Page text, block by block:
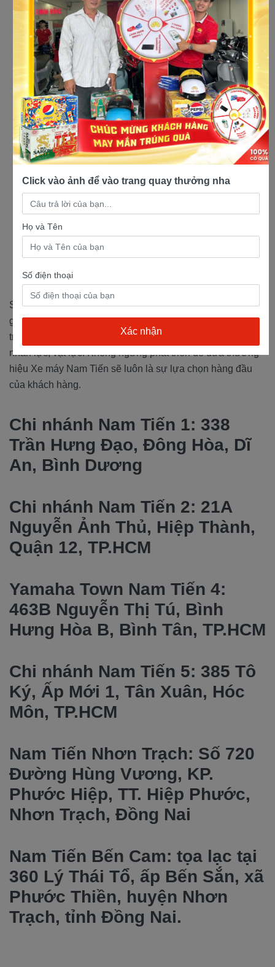
Mua xe máy trả góp
Sự tin tưởng và ủng hộ của khách hàng trong suốt thời
gian qua là nguồn động viên to lớn trên bước đường phát
triển của chúng tôi. Chúng tôi cam kết sẽ luôn nỗ lực cả về
nhân lực, vật lực. Không ngừng phát triển để đưa thương
hiệu Xe máy Nam Tiến sẽ luôn là sự lựa chọn hàng đầu
của khách hàng.
Chi nhánh Nam Tiến 1: 338
Trần Hưng Đạo, Đông Hòa, Dĩ
An, Bình Dương
Chi nhánh Nam Tiến 2: 21A
Nguyễn Ảnh Thủ, Hiệp Thành,
Quận 12, TP.HCM
Yamaha Town Nam Tiến 4:
463B Nguyễn Thị Tú, Bình
Hưng Hòa B, Bình Tân, TP.HCM
Chi nhánh Nam Tiến 5: 385 Tô
Ký, Ấp Mới 1, Tân Xuân, Hóc
Môn, TP.HCM
Nam Tiến Nhơn Trạch: Số 720
Đường Hùng Vương, KP.
Phước Hiệp, TT. Hiệp Phước,
Nhơn Trạch, Đồng Nai
Nam Tiến Bến Cam: tọa lạc tại
360 Lý Thái Tổ, ấp Bến Sắn, xã
Phước Thiền, huyện Nhơn
Trạch, tỉnh Đồng Nai.
Click vào ảnh để vào trang quay thưởng nha
Họ và Tên
Số điện thoại